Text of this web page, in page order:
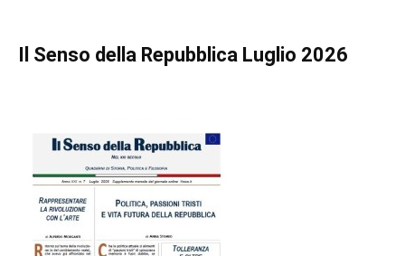
Il Senso della Repubblica Luglio 2026